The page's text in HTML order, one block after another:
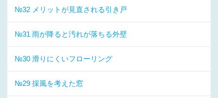
№32 メリットが見直される引き戸
№31 雨が降ると汚れが落ちる外壁
№30 滑りにくいフローリング
№29 採風を考えた窓